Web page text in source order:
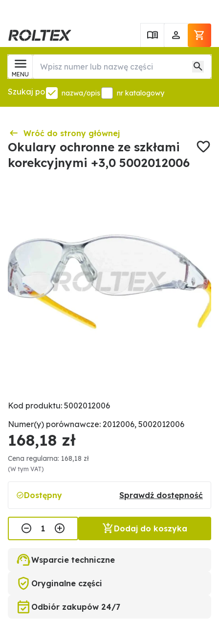
MENU
Szukaj po nazwa/opis nr katalogowy
Wróć do strony głównej
Okulary ochronne ze szkłami
korekcyjnymi +3,0 5002012006
Kod produktu: 5002012006
Numer(y) porównawcze: 2012006, 5002012006
168,18 zł
Cena regularna: 168,18 zł
(W tym VAT)
Dostępny Sprawdź dostępność
Dodaj do koszyka
Wsparcie techniczne
Oryginalne części
Odbiór zakupów 24/7